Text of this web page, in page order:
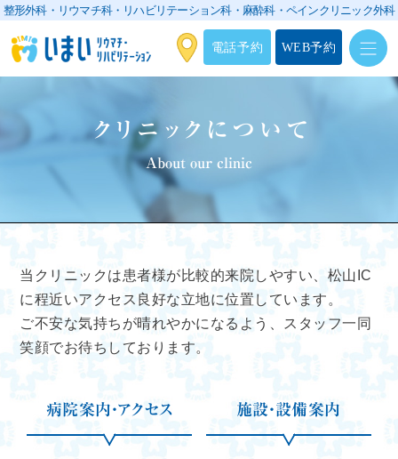
整形外科・リウマチ科・リハビリテーション科・ 麻酔科・ペインクリニック外科
電話予約 WEB予約
クリニックについて
About our clinic
当クリニックは患者様が比較的来院しやすい、松山IC
に程近いアクセス良好な立地に位置しています。
ご不安な気持ちが晴れやかになるよう、スタッフ一同
笑顔でお待ちしております。
病院案内・アクセス 施設・設備案内